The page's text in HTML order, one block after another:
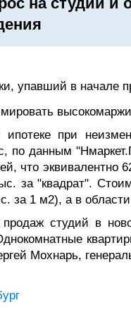
упавший в начале
при
данным
что
за "квадрат".
за 1 м2), а в
студий в
Мохнарь,